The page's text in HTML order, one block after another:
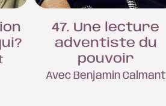
47. Une lecture
adventiste du
pouvoir
Avec Benjamin Calmant